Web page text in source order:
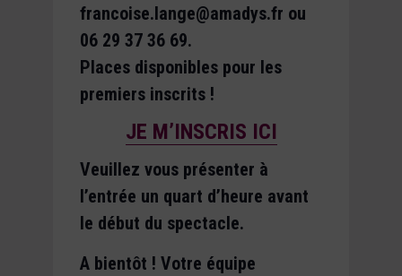
francoise.lange@amadys.fr ou
06 29 37 36 69.
Places disponibles pour les
premiers inscrits !
JE M’INSCRIS ICI
Veuillez vous présenter à
l’entrée un quart d’heure avant
le début du spectacle.
A bientôt ! Votre équipe